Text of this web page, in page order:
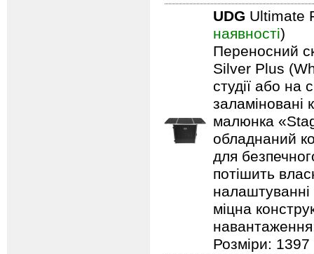
UDG Ultimate
наявності)
Переносний
Silver Plus
студії або на
заламіновані
малюнка
обладнаний
для
потішить
міцна
Розміри: